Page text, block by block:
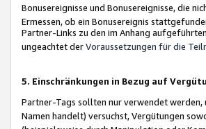
Bonusereignisse und Bonusereignisse, die
Ermessen, ob ein Bonusereignis
Partner-Links zu den im Anhang
ungeachtet derVoraussetzungen für die
5. Einschränkungen in Bezug auf
Partner-Tags sollten nur verwendet
Namen handelt) versuchst, Vergütungen